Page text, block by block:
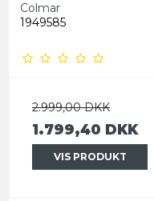
Colmar
1949585
2.999,00 DKK
1.799,40 DKK
VIS PRODUKT